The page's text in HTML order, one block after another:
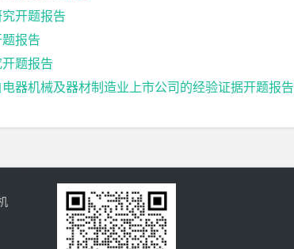
开题报告
报告
题报告
器机械及器材制造业上市公司的经验证据开题报告